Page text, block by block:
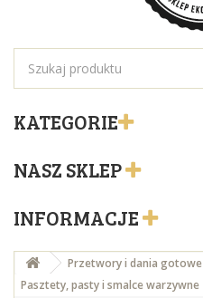
KATEGORIE
NASZ SKLEP
INFORMACJE
Przetwory i dania gotowe
Pasztety, pasty i smalce warzywne